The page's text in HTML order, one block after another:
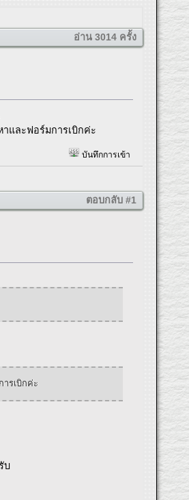
อ่าน 3014 ครั้ง
และฟอร์มการเบิกค่ะ
บันทึกการเข้า
ตอบกลับ #1
รเบิกค่ะ
บ